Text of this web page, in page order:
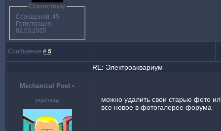
Статистика:
Сообщений: 45
Регистрация:
02.03.2005
Сообщение # 5
RE: Электроаквариум
Mechanical Poet •
українець
можно удалить свои старые фото
все новое в фотогалерее форума